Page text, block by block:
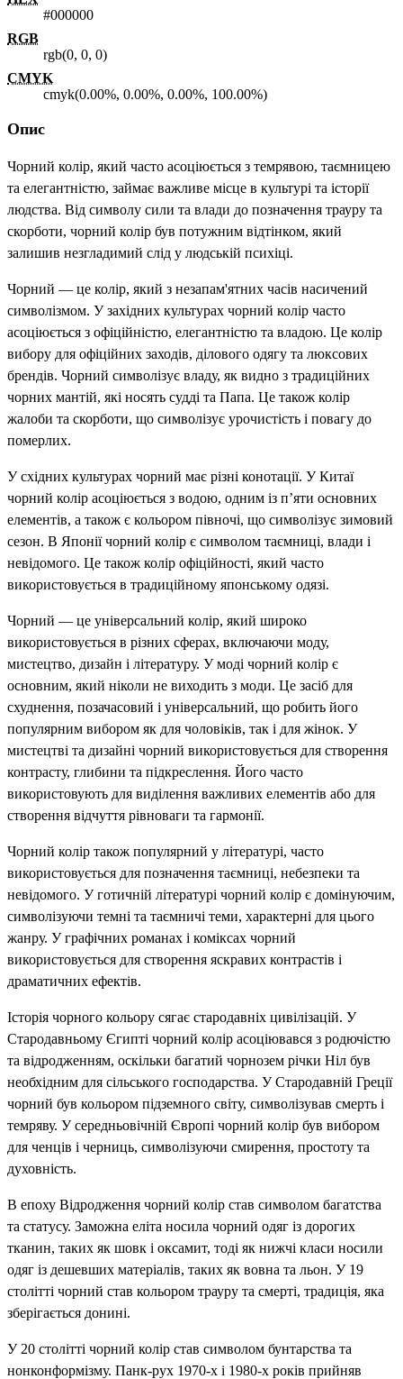
#000000
RGB
rgb(0, 0, 0)
CMYK
cmyk(0.00%, 0.00%, 0.00%, 100.00%)
Опис
Чорний колір, який часто асоціюється з темрявою, таємницею
та елегантністю, займає важливе місце в культурі та історії
людства. Від символу сили та влади до позначення трауру та
скорботи, чорний колір був потужним відтінком, який
залишив незгладимий слід у людській психіці.
Чорний — це колір, який з незапам'ятних часів насичений
символізмом. У західних культурах чорний колір часто
асоціюється з офіційністю, елегантністю та владою. Це колір
вибору для офіційних заходів, ділового одягу та люксових
брендів. Чорний символізує владу, як видно з традиційних
чорних мантій, які носять судді та Папа. Це також колір
жалоби та скорботи, що символізує урочистість і повагу до
померлих.
У східних культурах чорний має різні конотації. У Китаї
чорний колір асоціюється з водою, одним із п’яти основних
елементів, а також є кольором півночі, що символізує зимовий
сезон. В Японії чорний колір є символом таємниці, влади і
невідомого. Це також колір офіційності, який часто
використовується в традиційному японському одязі.
Чорний — це універсальний колір, який широко
використовується в різних сферах, включаючи моду,
мистецтво, дизайн і літературу. У моді чорний колір є
основним, який ніколи не виходить з моди. Це засіб для
схуднення, позачасовий і універсальний, що робить його
популярним вибором як для чоловіків, так і для жінок. У
мистецтві та дизайні чорний використовується для створення
контрасту, глибини та підкреслення. Його часто
використовують для виділення важливих елементів або для
створення відчуття рівноваги та гармонії.
Чорний колір також популярний у літературі, часто
використовується для позначення таємниці, небезпеки та
невідомого. У готичній літературі чорний колір є домінуючим,
символізуючи темні та таємничі теми, характерні для цього
жанру. У графічних романах і коміксах чорний
використовується для створення яскравих контрастів і
драматичних ефектів.
Історія чорного кольору сягає стародавніх цивілізацій. У
Стародавньому Єгипті чорний колір асоціювався з родючістю
та відродженням, оскільки багатий чорнозем річки Ніл був
необхідним для сільського господарства. У Стародавній Греції
чорний був кольором підземного світу, символізував смерть і
темряву. У середньовічній Європі чорний колір був вибором
для ченців і черниць, символізуючи смирення, простоту та
духовність.
В епоху Відродження чорний колір став символом багатства
та статусу. Заможна еліта носила чорний одяг із дорогих
тканин, таких як шовк і оксамит, тоді як нижчі класи носили
одяг із дешевших матеріалів, таких як вовна та льон. У 19
столітті чорний став кольором трауру та смерті, традиція, яка
зберігається донині.
У 20 столітті чорний колір став символом бунтарства та
нонконформізму. Панк-рух 1970-х і 1980-х років прийняв